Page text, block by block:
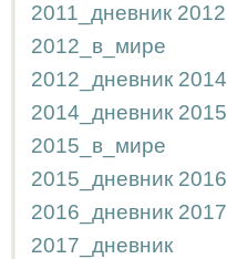
2011_дневник 2012
2012_в_мире
2012_дневник 2014
2014_дневник 2015
2015_в_мире
2015_дневник 2016
2016_дневник 2017
2017_дневник